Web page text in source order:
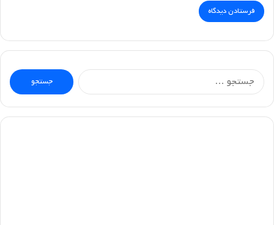
جستجو
برای: